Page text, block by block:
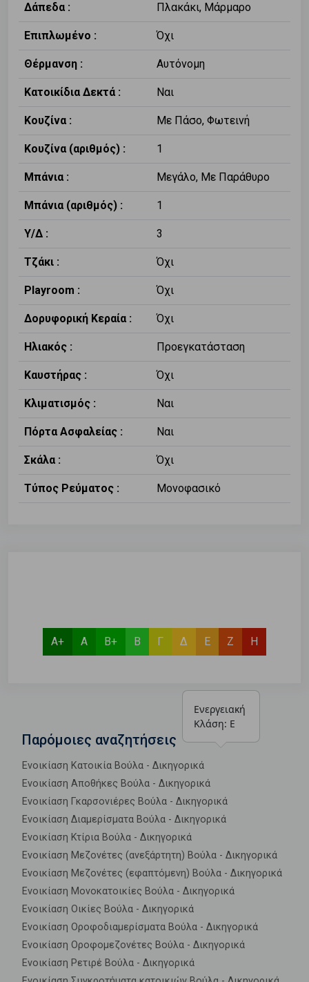
Δάπεδα : Πλακάκι, Μάρμαρο
Επιπλωμένο : Όχι
Θέρμανση : Αυτόνομη
Κατοικίδια Δεκτά : Ναι
Κουζίνα : Με Πάσο, Φωτεινή
Κουζίνα (αριθμός) : 1
Μπάνια : Μεγάλο, Με Παράθυρο
Μπάνια (αριθμός) : 1
Υ/Δ : 3
Τζάκι : Όχι
Playroom : Όχι
Δορυφορική Κεραία : Όχι
Ηλιακός : Προεγκατάσταση
Καυστήρας : Όχι
Κλιματισμός : Ναι
Πόρτα Ασφαλείας : Ναι
Σκάλα : Όχι
Τύπος Ρεύματος : Μονοφασικό
Α+ Α Β+ Β Γ Δ Ε
Ενεργειακή
Κλάση: Ε
Ζ Η
Παρόμοιες αναζητήσεις
Ενοικίαση Κατοικία Βούλα - Δικηγορικά
Ενοικίαση Αποθήκες Βούλα - Δικηγορικά
Ενοικίαση Γκαρσονιέρες Βούλα - Δικηγορικά
Ενοικίαση Διαμερίσματα Βούλα - Δικηγορικά
Ενοικίαση Κτίρια Βούλα - Δικηγορικά
Ενοικίαση Μεζονέτες (ανεξάρτητη) Βούλα - Δικηγορικά
Ενοικίαση Μεζονέτες (εφαπτόμενη) Βούλα - Δικηγορικά
Ενοικίαση Μονοκατοικίες Βούλα - Δικηγορικά
Ενοικίαση Οικίες Βούλα - Δικηγορικά
Ενοικίαση Οροφοδιαμερίσματα Βούλα - Δικηγορικά
Ενοικίαση Οροφομεζονέτες Βούλα - Δικηγορικά
Ενοικίαση Ρετιρέ Βούλα - Δικηγορικά